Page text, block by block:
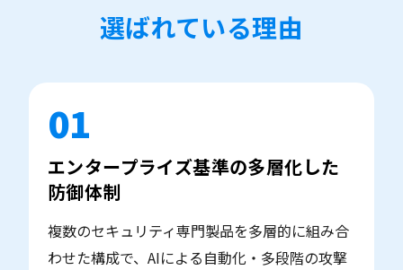
選ばれている理由
01
エンタープライズ基準の多層化した
防御体制
複数のセキュリティ専門製品を多層的に組み合
わせた構成で、AIによる自動化・多段階の攻撃